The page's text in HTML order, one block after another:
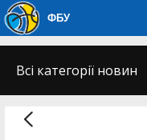
ФБУ
Всі категорії новин